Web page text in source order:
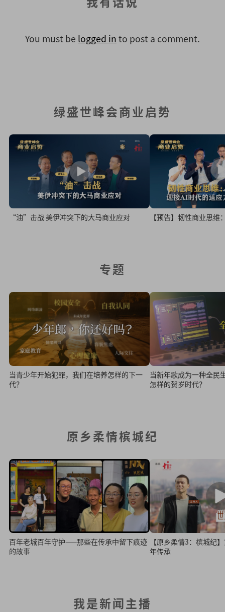
You must be logged in to post a comment.
绿盛世峰会商业启势
“油”击战 美伊冲突下的大马商业应对 【预告】韧性商业思
专题
当青少年开始犯罪，我们在培养怎样的下一
代？
当新年歌成为一种全民
怎样的贺岁时代？
原乡柔情槟城纪
百年老城百年守护——那些在传承中留下痕迹
的故事
【原乡柔情3：槟城纪
年传承
我是新闻主播